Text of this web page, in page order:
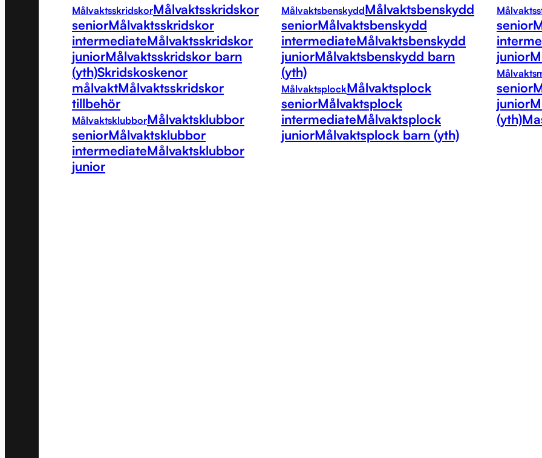
MålvaktsskridskorMålvaktsskridskor
seniorMålvaktsskridskor
intermediateMålvaktsskridskor
juniorMålvaktsskridskor barn
(yth)Skridskoskenor
målvaktMålvaktsskridskor
tillbehör
MålvaktsklubborMålvaktsklubbor
seniorMålvaktsklubbor
intermediateMålvaktsklubbor
junior
MålvaktsbenskyddMålvaktsbenskydd
seniorMålvaktsbenskydd
intermediateMålvaktsbenskydd
juniorMålvaktsbenskydd barn
(yth)
MålvaktsplockMålvaktsplock
seniorMålvaktsplock
intermediateMålvaktsplock
juniorMålvaktsplock barn (yth)
senior
junior
senior
junior
(yth)